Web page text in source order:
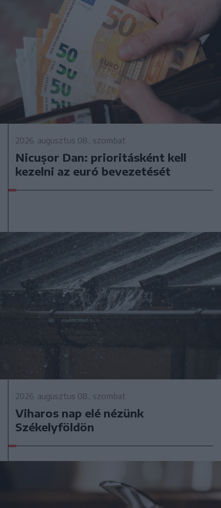
2026. augusztus 08., szombat
Nicușor Dan: prioritásként kell
kezelni az euró bevezetését
2026. augusztus 08., szombat
Viharos nap elé nézünk
Székelyföldön